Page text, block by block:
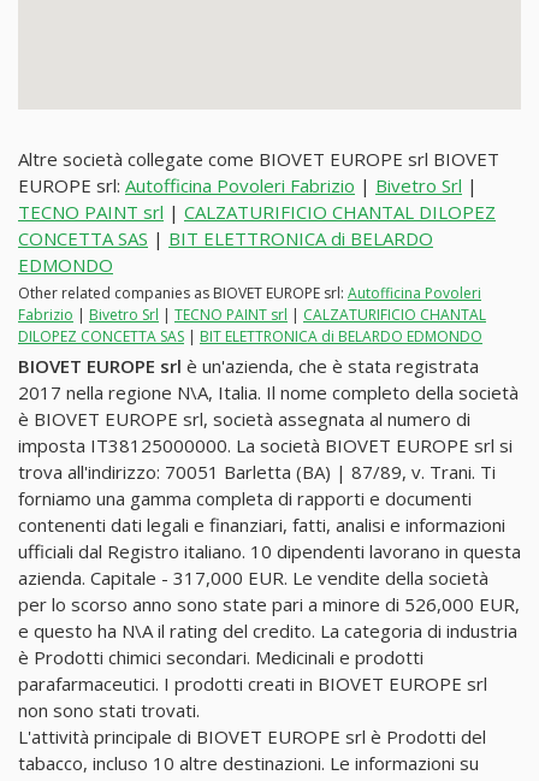
Altre società collegate come BIOVET EUROPE srl BIOVET
EUROPE srl: Autofficina Povoleri Fabrizio | Bivetro Srl |
TECNO PAINT srl | CALZATURIFICIO CHANTAL DILOPEZ
CONCETTA SAS | BIT ELETTRONICA di BELARDO
EDMONDO
Other related companies as BIOVET EUROPE srl: Autofficina Povoleri
Fabrizio | Bivetro Srl | TECNO PAINT srl | CALZATURIFICIO CHANTAL
DILOPEZ CONCETTA SAS | BIT ELETTRONICA di BELARDO EDMONDO
BIOVET EUROPE srl è un'azienda, che è stata registrata
2017 nella regione N\A, Italia. Il nome completo della società
è BIOVET EUROPE srl, società assegnata al numero di
imposta IT38125000000. La società BIOVET EUROPE srl si
trova all'indirizzo: 70051 Barletta (BA) | 87/89, v. Trani. Ti
forniamo una gamma completa di rapporti e documenti
contenenti dati legali e finanziari, fatti, analisi e informazioni
ufficiali dal Registro italiano. 10 dipendenti lavorano in questa
azienda. Capitale - 317,000 EUR. Le vendite della società
per lo scorso anno sono state pari a minore di 526,000 EUR,
e questo ha N\A il rating del credito. La categoria di industria
è Prodotti chimici secondari. Medicinali e prodotti
parafarmaceutici. I prodotti creati in BIOVET EUROPE srl
non sono stati trovati.
L'attività principale di BIOVET EUROPE srl è Prodotti del
tabacco, incluso 10 altre destinazioni. Le informazioni su